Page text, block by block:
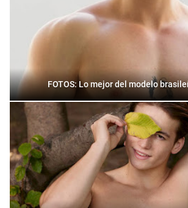
FOTOS: Lo mejor del modelo